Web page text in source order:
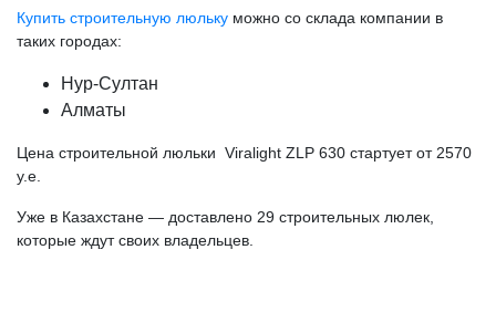
Купить строительную люльку можно со склада компании в
таких городах:
Нур-Султан
Алматы
Цена строительной люльки Viralight ZLP 630 стартует от 2570
у.е.
Уже в Казахстане — доставлено 29 строительных люлек,
которые ждут своих владельцев.